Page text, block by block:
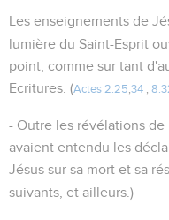
Les enseignements de
lumière du Saint-Esprit
point, comme sur tant
Ecritures. (Actes 2.25 34 ;
- Outre les révélations
avaient entendu les
Jésus sur sa mort et sa
suivants, et ailleurs.)